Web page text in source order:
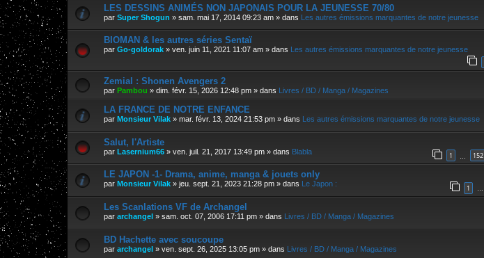
LES DESSINS ANIMÉS NON JAPONAIS POUR LA JEUNESSE 70/80
par Super Shogun » sam. mai 17, 2014 09:23 am » dans Les autres émissions marquantes de notre jeunesse
BIOMAN & les autres séries Sentaï
par Go-goldorak » ven. juin 11, 2021 11:07 am » dans Les autres émissions marquantes de notre jeunesse
Zemial : Shonen Avengers 2
par Pambou » dim. févr. 15, 2026 12:48 pm » dans Livres / BD / Manga / Magazines
LA FRANCE DE NOTRE ENFANCE
par Monsieur Vilak » mar. févr. 13, 2024 21:53 pm » dans Les autres émissions marquantes de notre jeunesse
Salut, l'Artiste
par Lasernium66 » ven. juil. 21, 2017 13:49 pm » dans Blabla 1 152
LE JAPON -1- Drama, anime, manga & jouets only
par Monsieur Vilak » jeu. sept. 21, 2023 21:28 pm » dans Le Japon : 1 …
Les Scanlations VF de Archangel
par archangel » sam. oct. 07, 2006 17:11 pm » dans Livres / BD / Manga / Magazines
BD Hachette avec soucoupe
par archangel » ven. sept. 26, 2025 13:05 pm » dans Livres / BD / Manga / Magazines